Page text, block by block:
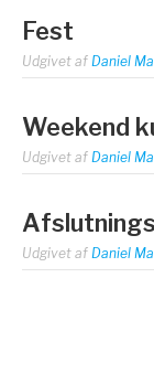
Fest
Udgivet af Daniel
Weekend
Udgivet af Daniel
Udgivet af Daniel